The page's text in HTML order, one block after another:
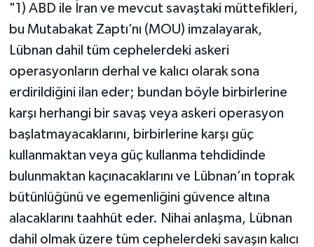
"1) ABD ile İran ve mevcut savaştaki müttefikleri,
bu Mutabakat Zaptı’nı (MOU) imzalayarak,
Lübnan dahil tüm cephelerdeki askeri
operasyonların derhal ve kalıcı olarak sona
erdirildiğini ilan eder; bundan böyle birbirlerine
karşı herhangi bir savaş veya askeri operasyon
başlatmayacaklarını, birbirlerine karşı güç
kullanmaktan veya güç kullanma tehdidinde
bulunmaktan kaçınacaklarını ve Lübnan’ın toprak
bütünlüğünü ve egemenliğini güvence altına
alacaklarını taahhüt eder. Nihai anlaşma, Lübnan
dahil olmak üzere tüm cephelerdeki savaşın kalıcı